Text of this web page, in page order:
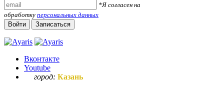
*Я согласен на
обработку персональных данных
Войти
Записаться
Вконтакте
Youtube
город: Казань